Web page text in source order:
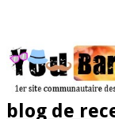
blog de